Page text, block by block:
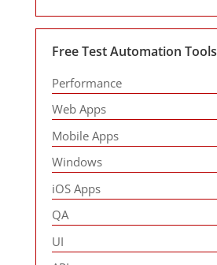
Free Test Automation Tools
Performance
Web Apps
Mobile Apps
Windows
iOS Apps
QA
UI